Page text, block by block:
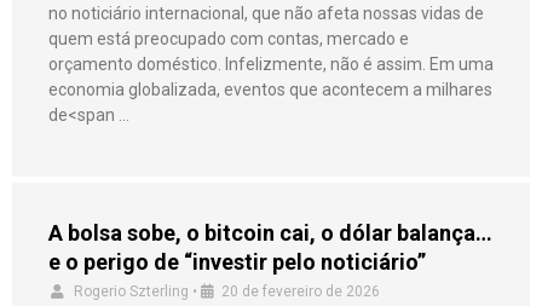
no noticiário internacional, que não afeta nossas vidas de
quem está preocupado com contas, mercado e
orçamento doméstico. Infelizmente, não é assim. Em uma
economia globalizada, eventos que acontecem a milhares
de<span …
A bolsa sobe, o bitcoin cai, o dólar balança…
e o perigo de “investir pelo noticiário”
Rogerio Szterling • 20 de fevereiro de 2026